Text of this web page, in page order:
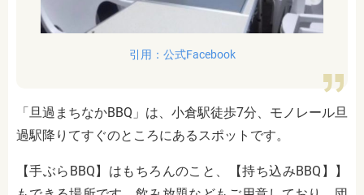
引用：公式Facebook
「旦過まちなかBBQ」は、小倉駅徒歩7分、モノレール旦
過駅降りてすぐのところにあるスポットです。
【手ぶらBBQ】はもちろんのこと、【持ち込みBBQ】】